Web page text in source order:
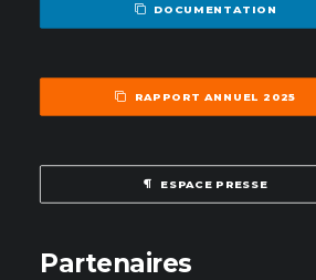
DOCUMENTATION
RAPPORT ANNUEL 2025
ESPACE PRESSE
Partenaires